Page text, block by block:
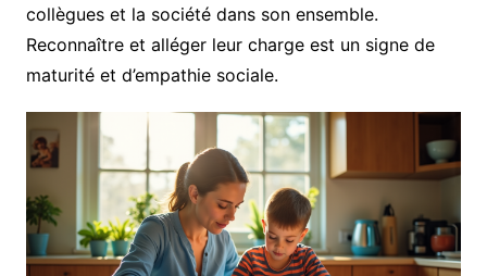
collègues et la société dans son ensemble.
Reconnaître et alléger leur charge est un signe de
maturité et d’empathie sociale.